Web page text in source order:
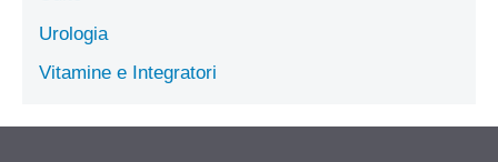
Urologia
Vitamine e Integratori